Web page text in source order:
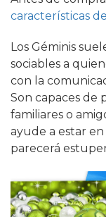
características
Los Géminis
sociables a
con la
Son capaces de
familiares o
ayude a estar
parecerá